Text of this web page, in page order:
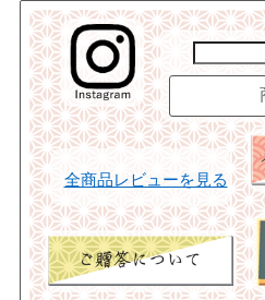
全商品レビューを見る